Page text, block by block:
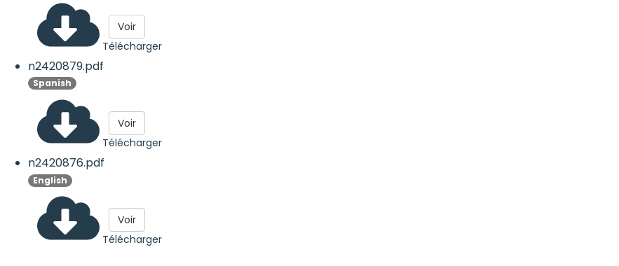
Télécharger
Voir
n2420879.pdf
Spanish
Télécharger
Voir
n2420876.pdf
English
Télécharger
Voir